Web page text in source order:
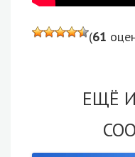
(61
ЕЩЁ